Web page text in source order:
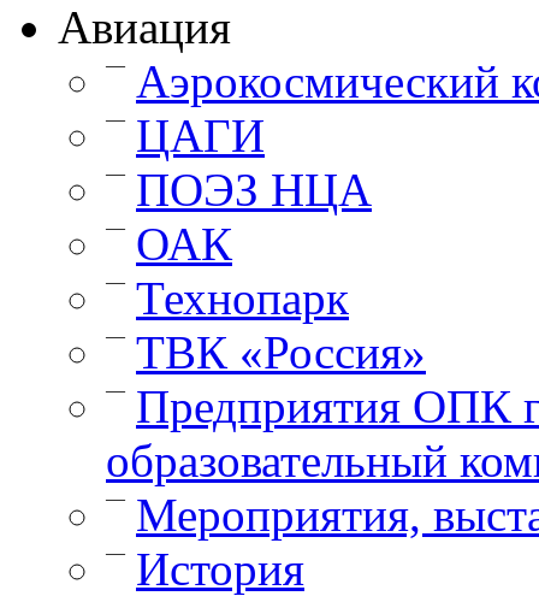
Авиация
— Аэрокосмический
— ЦАГИ
— ПОЭЗ НЦА
— ОАК
— Технопарк
— ТВК «Россия»
— Предприятия ОПК
образовательный
— Мероприятия,
— История